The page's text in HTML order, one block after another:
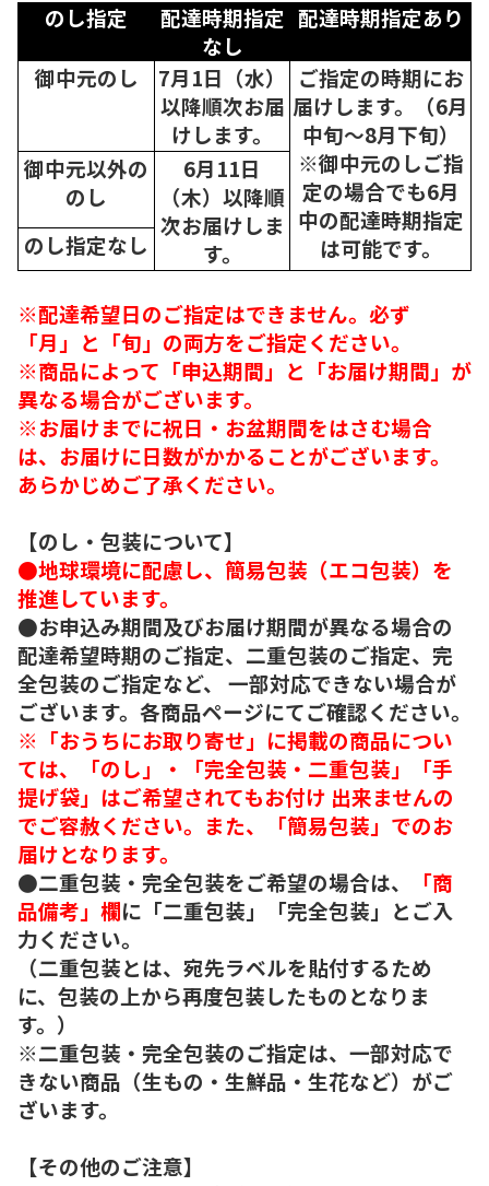
のし指定
配達時期指定
なし
配達時期指定あり
御中元のし
7月1日（水）
以降順次お届
けします。
ご指定の時期にお
届けします。（6月
中旬～8月下旬）
※御中元のしご指
定の場合でも6月
中の配達時期指定
は可能です。
御中元以外の
のし
6月11日
（木）以降順
次お届けしま
す。
のし指定なし
※配達希望日のご指定はできません。必ず
「月」と「旬」の両方をご指定ください。
※商品によって「申込期間」と「お届け期間」が
異なる場合がございます。
※お届けまでに祝日・お盆期間をはさむ場合
は、お届けに日数がかかることがございます。
あらかじめご了承ください。
【のし・包装について】
●地球環境に配慮し、簡易包装（エコ包装）を
推進しています。
●お申込み期間及びお届け期間が異なる場合の
配達希望時期のご指定、二重包装のご指定、完
全包装のご指定など、 一部対応できない場合が
ございます。各商品ページにてご確認ください。
※「おうちにお取り寄せ」に掲載の商品につい
ては、「のし」・「完全包装・二重包装」「手
提げ袋」はご希望されてもお付け 出来ませんの
でご容赦ください。また、「簡易包装」でのお
届けとなります。
●二重包装・完全包装をご希望の場合は、
「商
品備考」欄に「二重包装」「完全包装」とご入
力ください。
（二重包装とは、宛先ラベルを貼付するため
に、包装の上から再度包装したものとなりま
す。）
※二重包装・完全包装のご指定は、一部対応で
きない商品（生もの・生鮮品・生花など）がご
ざいます。
【その他のご注意】